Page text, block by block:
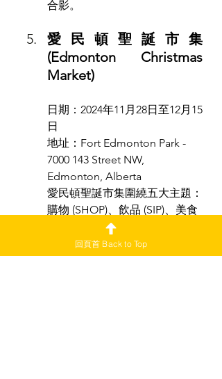
合影。
愛民頓聖誕市集
(Edmonton Christmas
Market)
日期：2024年11月28日至12月15
日
地址：Fort Edmonton Park -
7000 143 Street NW,
Edmonton, Alberta
愛民頓聖誕市集圍繞五大主題：
購物 (SHOP)、飲品 (SIP)、美食
(EAT)、遊玩 (PLAY) 和慈善
(GIVE)。包括現場劇場表演、音
樂會和流動娛樂活動。市集還有
回頁首 Back to Top